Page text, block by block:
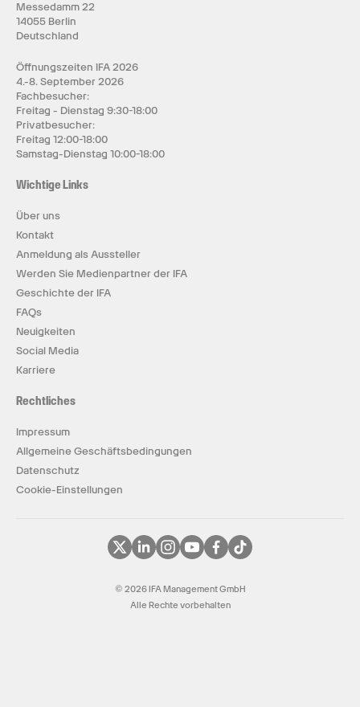
Messedamm 22
14055 Berlin
Deutschland
Öffnungszeiten IFA 2026
4.-8. September 2026
Fachbesucher:
Freitag - Dienstag 9:30-18:00
Privatbesucher:
Freitag 12:00-18:00
Samstag-Dienstag 10:00-18:00
Wichtige Links
Über uns
Kontakt
Anmeldung als Aussteller
Werden Sie Medienpartner der IFA
Geschichte der IFA
FAQs
Neuigkeiten
Social Media
Karriere
Rechtliches
Impressum
Allgemeine Geschäftsbedingungen
Datenschutz
Cookie-Einstellungen
© 2026 IFA Management GmbH
Alle Rechte vorbehalten